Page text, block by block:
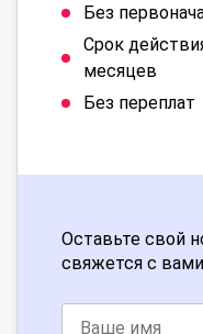
Без
Срок
месяцев
Без переплат
Оставьте свой
свяжется с